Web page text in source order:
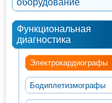
оборудование
Функциональная
диагностика
Электрокардиографы
Бодиплетизмографы